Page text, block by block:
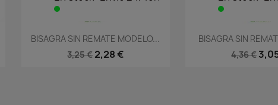
Vista rápida
BISAGRA SIN REMATE MODELO...
3,25 € 2,28 €
Vista
BISAGRA SIN
4,36 €